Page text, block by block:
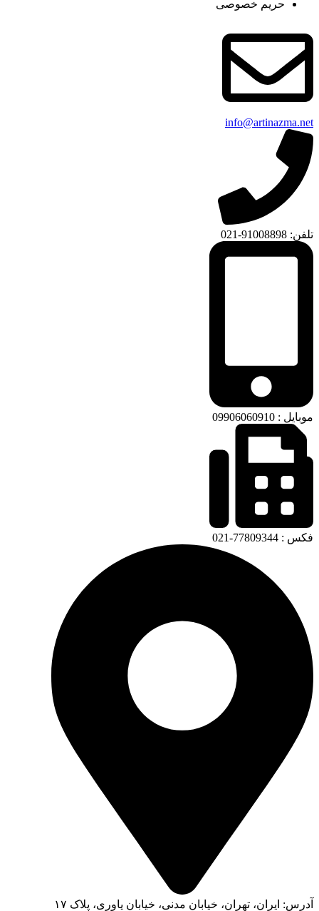
حریم خصوصی
info@artinazma.net
تلفن: 91008898-021
موبایل : 09906060910
فکس : 77809344-021
آدرس: ایران، تهران، خیابان مدنی، خیابان یاوری، پلاک ۱۷